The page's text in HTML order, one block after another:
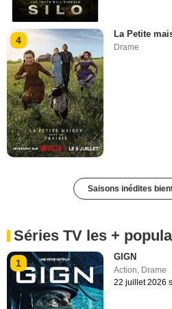
4
La Petite
Drame
Saisons inédites
Séries TV les +
1
GIGN
Action, Drame
22 juillet 2026